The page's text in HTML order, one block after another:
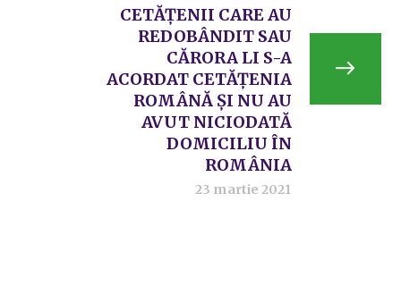
CETĂȚENII CARE AU
REDOBÂNDIT SAU
CĂRORA LI S-A
ACORDAT CETĂȚENIA
ROMÂNĂ ȘI NU AU
AVUT NICIODATĂ
DOMICILIU ÎN
ROMÂNIA
23 martie 2021